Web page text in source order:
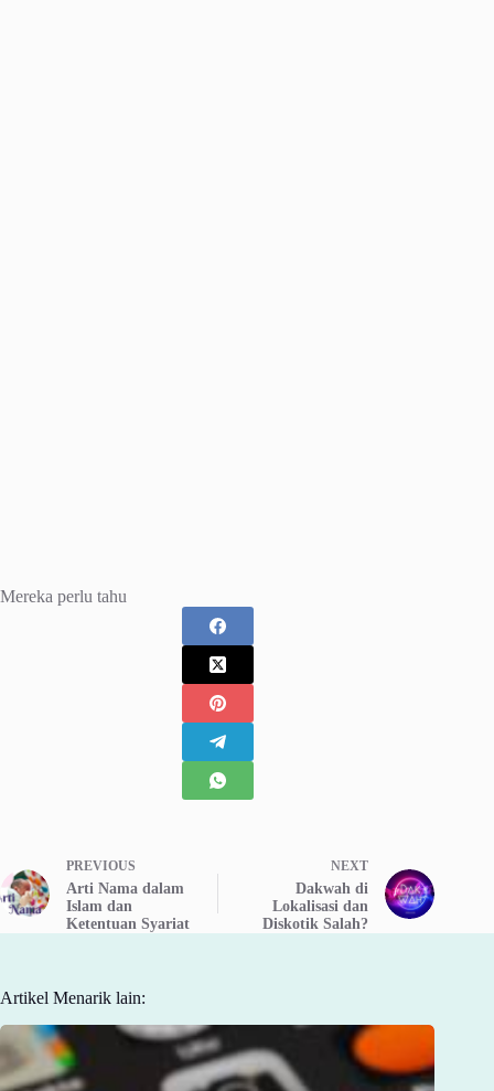
Mereka perlu tahu
PREVIOUS
Arti Nama dalam
Islam dan
Ketentuan Syariat
NEXT
Dakwah di
Lokalisasi dan
Diskotik Salah?
Artikel Menarik lain: